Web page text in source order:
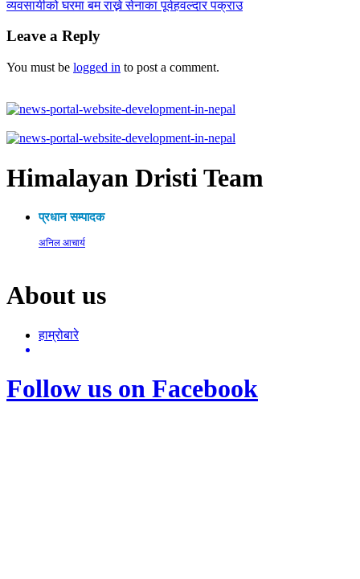
व्यवसायीको घरमा बम राख्ने सेनाका पूर्वहवल्दार पक्राउ
Leave a Reply
You must be logged in to post a comment.
Himalayan Dristi Team
प्रधान सम्पादक
अनिल आचार्य
About us
हाम्रोबारे
Follow us on Facebook